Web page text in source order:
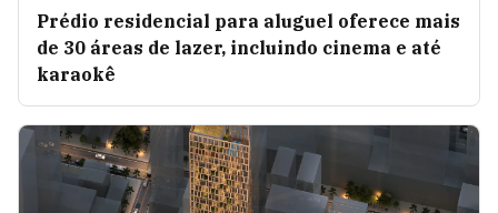
Prédio residencial para aluguel oferece mais
de 30 áreas de lazer, incluindo cinema e até
karaokê